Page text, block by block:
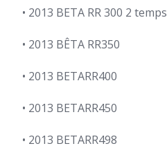
• 2013 BETA RR 300 2 temps
• 2013 BÊTA RR350
• 2013 BETARR400
• 2013 BETARR450
• 2013 BETARR498